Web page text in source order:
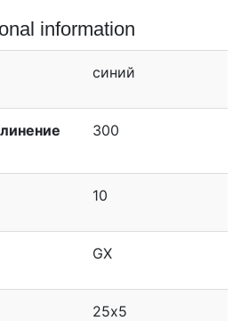
information
синий
300
10
GX
25х5